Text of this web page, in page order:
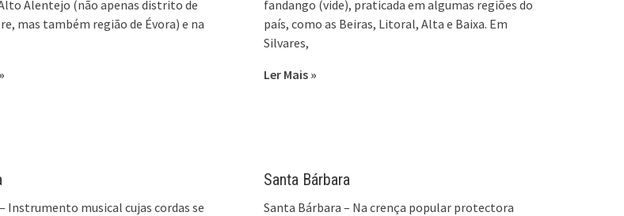
Alentejo (não apenas distrito de
mas também região de Évora) e na
fandango (vide), praticada em algumas regiões do
país, como as Beiras, Litoral, Alta e Baixa. Em
Silvares,
Ler Mais »
Instrumento musical cujas cordas se
Santa Bárbara
Santa Bárbara – Na crença popular protectora